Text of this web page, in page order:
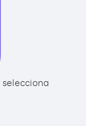
selecciona